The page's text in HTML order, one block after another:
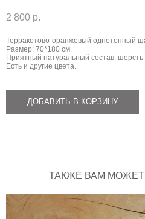
2 800 p.
Терракотово-оранжевый однотонный
Размер: 70*180 см.
Приятный натуральный состав: шерсть
Есть и другие цвета.
ДОБАВИТЬ В КОРЗИНУ
ТАКЖЕ ВАМ